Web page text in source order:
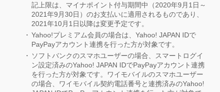
記上限は、マイナポイント付与期間中（2020年9月1日～
2021年9月30日）のお支払いに適用されるものであり、
2021年10月1日以降は変更予定です。
Yahoo!プレミアム会員の場合は、Yahoo! JAPAN IDで
PayPayアカウント連携を行った方が対象です。
ソフトバンクのスマホユーザーの場合、スマートログイ
ン設定済みのYahoo! JAPAN IDでPayPayアカウント連携
を行った方が対象です。ワイモバイルのスマホユーザー
の場合、ワイモバイル契約電話番号と連携済みのYahoo!